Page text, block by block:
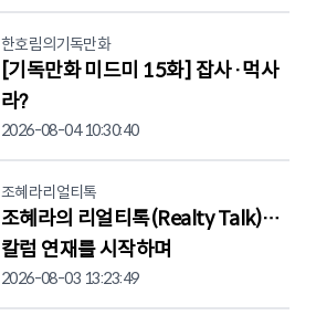
한호림의기독만화
[기독만화 미드미 15화] 잡사·먹사
라?
2026-08-04 10:30:40
조혜라리얼티톡
조혜라의 리얼티톡(Realty Talk)…
칼럼 연재를 시작하며
2026-08-03 13:23:49